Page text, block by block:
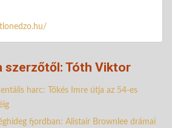
szerzőtől: Tóth Viktor
harc: Tőkés Imre útja az 54-es
fjordban: Alistair Brownlee drámai